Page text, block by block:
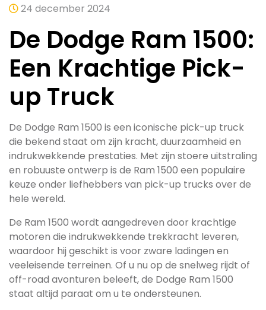
24 december 2024
De Dodge Ram 1500:
Een Krachtige Pick-
up Truck
De Dodge Ram 1500 is een iconische pick-up truck
die bekend staat om zijn kracht, duurzaamheid en
indrukwekkende prestaties. Met zijn stoere uitstraling
en robuuste ontwerp is de Ram 1500 een populaire
keuze onder liefhebbers van pick-up trucks over de
hele wereld.
De Ram 1500 wordt aangedreven door krachtige
motoren die indrukwekkende trekkracht leveren,
waardoor hij geschikt is voor zware ladingen en
veeleisende terreinen. Of u nu op de snelweg rijdt of
off-road avonturen beleeft, de Dodge Ram 1500
staat altijd paraat om u te ondersteunen.